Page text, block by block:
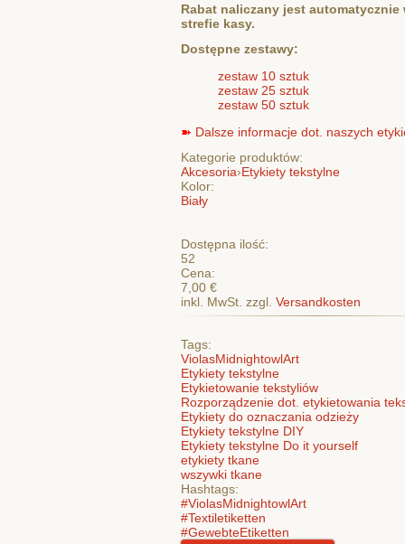
Rabat naliczany jest automatycznie
strefie kasy.
Dostępne zestawy:
zestaw 10 sztuk
zestaw 25 sztuk
zestaw 50 sztuk
➽ Dalsze informacje dot. naszych
Kategorie produktów:
Akcesoria›Etykiety tekstylne
Kolor:
Biały
Dostępna ilość:
52
Cena:
7,00 €
inkl. MwSt. zzgl. Versandkosten
Tags:
ViolasMidnightowlArt
Etykiety tekstylne
Etykietowanie tekstyliów
Rozporządzenie dot. etykietowania
Etykiety do oznaczania odzieży
Etykiety tekstylne DIY
Etykiety tekstylne Do it yourself
etykiety tkane
wszywki tkane
Hashtags:
#ViolasMidnightowlArt
#Textiletiketten
#GewebteEtiketten